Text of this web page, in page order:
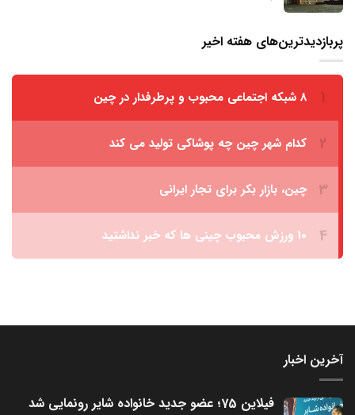
پربازدیدترین‌های هفته اخیر
آخرین اخبار
فیلاین 75؛ عضو جدید خانواده شایر رونمایی شد